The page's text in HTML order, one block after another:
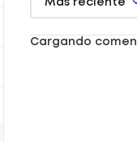
Más reciente
Cargando